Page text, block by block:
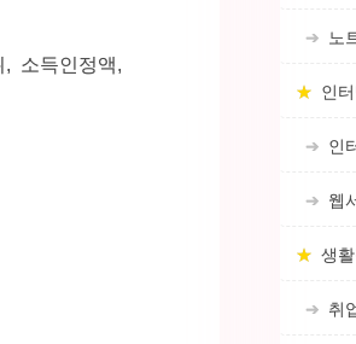
노
인
인
웹
생
취